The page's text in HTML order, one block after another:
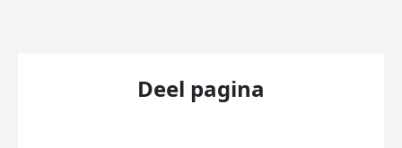
Deel pagina